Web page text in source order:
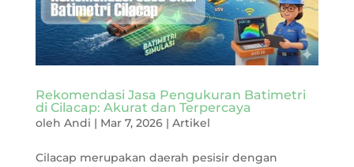
Rekomendasi Jasa Pengukuran Batimetri
di Cilacap: Akurat dan Terpercaya
oleh Andi | Mar 7, 2026| Artikel
Cilacap merupakan daerah pesisir dengan